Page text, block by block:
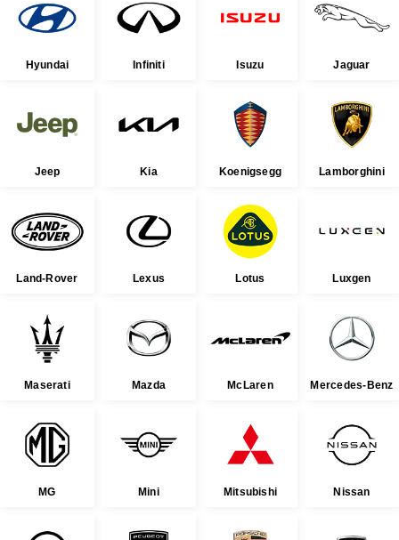
Hyundai Infiniti Isuzu Jaguar
Jeep Kia Koenigsegg Lamborghini
Land-Rover Lexus Lotus Luxgen
Maserati Mazda McLaren Mercedes-Benz
MG Mini Mitsubishi Nissan